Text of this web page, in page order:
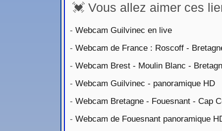
💓 Vous allez aimer ces
- Webcam Guilvinec en live
- Webcam de France : Roscoff -
- Webcam Brest - Moulin Blanc -
- Webcam Guilvinec - panoramique HD
- Webcam Bretagne - Fouesnant - Cap
- Webcam de Fouesnant panoramique